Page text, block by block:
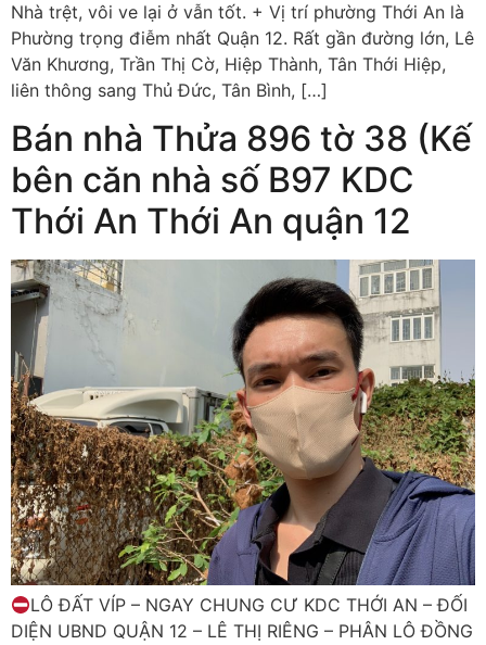
Nhà trệt, vôi ve lại ở vẫn tốt. + Vị trí phường Thới An là
Phường trọng điễm nhất Quận 12. Rất gần đường lớn, Lê
Văn Khương, Trần Thị Cờ, Hiệp Thành, Tân Thới Hiệp,
liên thông sang Thủ Đức, Tân Bình, […]
Bán nhà Thửa 896 tờ 38 (Kế
bên căn nhà số B97 KDC
Thới An Thới An quận 12
LÔ ĐẤT VÍP – NGAY CHUNG CƯ KDC THỚI AN – ĐỐI
DIỆN UBND QUẬN 12 – LÊ THỊ RIÊNG – PHÂN LÔ ĐỒNG